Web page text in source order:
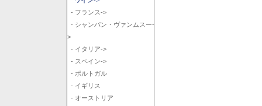
- フランス->
- シャンパン・ヴァンムスー-
>
- イタリア->
- スペイン->
- ポルトガル
- イギリス
- オーストリア